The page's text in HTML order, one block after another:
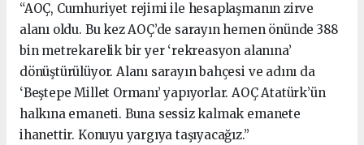
“AOÇ, Cumhuriyet rejimi ile hesaplaşmanın zirve
alanı oldu. Bu kez AOÇ’de sarayın hemen önünde 388
bin metrekarelik bir yer ‘rekreasyon alanına’
dönüştürülüyor. Alanı sarayın bahçesi ve adını da
‘Beştepe Millet Ormanı’ yapıyorlar. AOÇ Atatürk’ün
halkına emaneti. Buna sessiz kalmak emanete
ihanettir. Konuyu yargıya taşıyacağız.”